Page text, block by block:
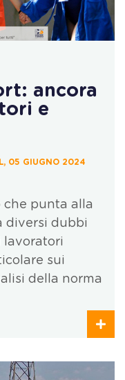
ancora
e
05 GIUGNO 2024
punta alla
diversi dubbi
lavoratori
sui
della norma